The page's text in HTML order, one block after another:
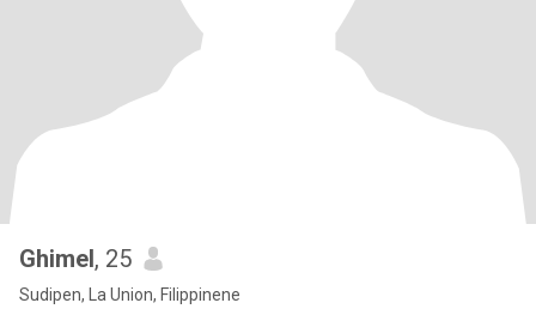
Ghimel, 25
Sudipen, La Union, Filippinene